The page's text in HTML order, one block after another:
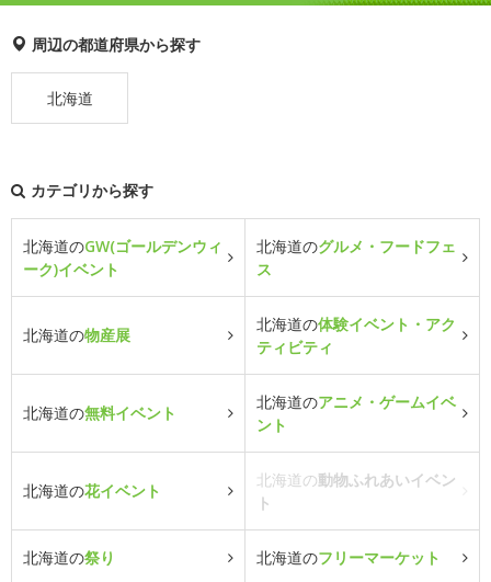
周辺の都道府県から探す
北海道
カテゴリから探す
北海道のGW(ゴールデンウィ
ーク)イベント
北海道のグルメ・フードフェ
ス
北海道の物産展
北海道の体験イベント・アク
ティビティ
北海道の無料イベント
北海道のアニメ・ゲームイベ
ント
北海道の花イベント
北海道の動物ふれあいイベン
ト
北海道の祭り 北海道のフリーマーケット